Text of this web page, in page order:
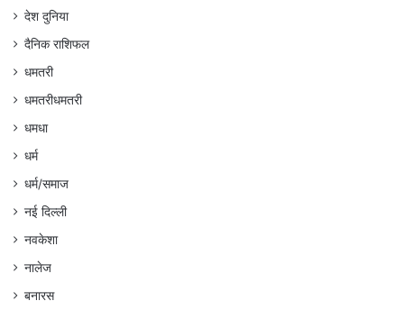
देश दुनिया
दैनिक राशिफल
धमतरी
धमतरीधमतरी
धमधा
धर्म
धर्म/समाज
नई दिल्ली
नवकेशा
नालेज
बनारस